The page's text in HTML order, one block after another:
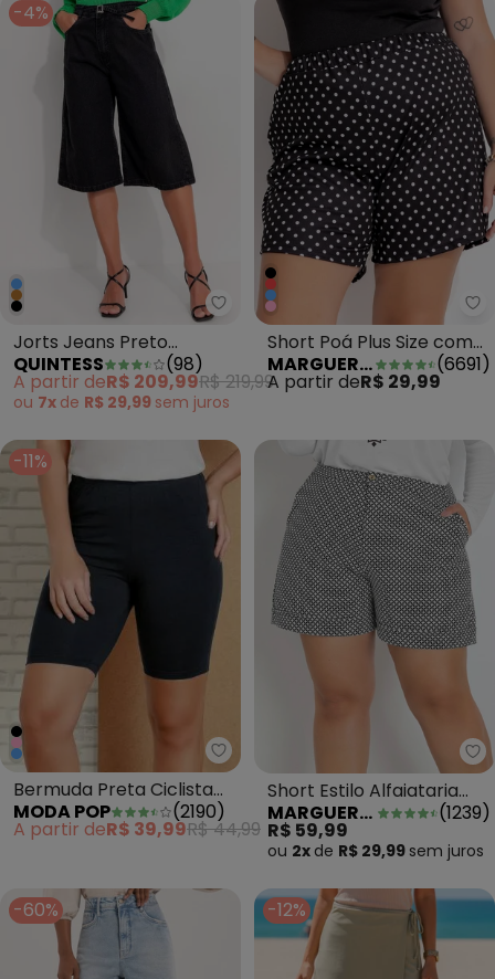
-4%
Quintess - Jorts Jeans Preto
Jorts Jeans Preto
Estonado com Bolsos
QUINTESS (98)
A partir deR$ 209,99R$ 219,99
ou 7x de R$ 29,99 sem juros
Short Poá Plus Size com
Bolsos Decorativos
MARGUERITE (6691)
A partir deR$ 29,99
-11%
Moda Pop - Bermuda Preta
Bermuda Preta Ciclista
em Cotton
MODA POP (2190)
A partir deR$ 39,99R$ 44,99
Short Estilo Alfaiataria
Xadrez Plus Size
MARGUERITE (1239)
R$ 59,99
ou 2x de R$ 29,99 sem juros
-60% -12%